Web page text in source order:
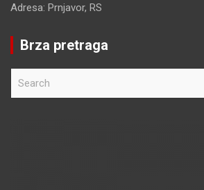
Adresa: Prnjavor, RS
Brza pretraga